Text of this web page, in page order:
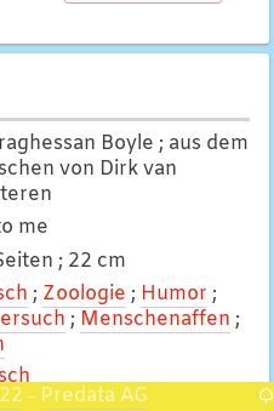
Boyle ; aus dem
von Dirk van
me
; 22 cm
; Zoologie ; Humor ;
; Menschenaffen ;
- Predata AG